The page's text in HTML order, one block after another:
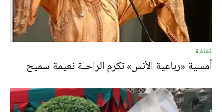
ثقافة
أمسية «رباعية الأنس» تكرم الراحلة نعيمة سميح